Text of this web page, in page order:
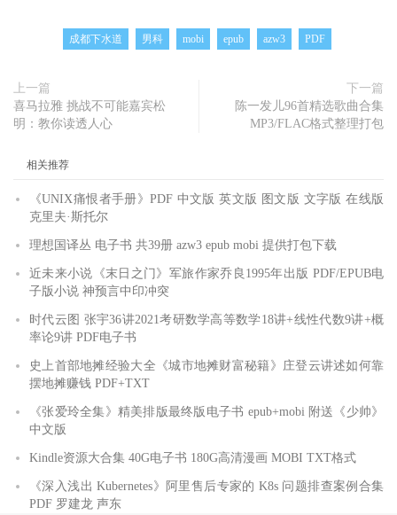
成都下水道 男科 mobi epub azw3 PDF
上一篇
喜马拉雅 挑战不可能嘉宾松
明：教你读透人心
下一篇
陈一发儿96首精选歌曲合集
MP3/FLAC格式整理打包
相关推荐
《UNIX痛恨者手册》PDF 中文版 英文版 图文版 文字版 在线版
克里夫·斯托尔
理想国译丛 电子书 共39册 azw3 epub mobi 提供打包下载
近未来小说《末日之门》军旅作家乔良1995年出版 PDF/EPUB电
子版小说 神预言中印冲突
时代云图 张宇36讲2021考研数学高等数学18讲+线性代数9讲+概
率论9讲 PDF电子书
史上首部地摊经验大全《城市地摊财富秘籍》庄登云讲述如何靠
摆地摊赚钱 PDF+TXT
《张爱玲全集》精美排版最终版电子书 epub+mobi 附送《少帅》
中文版
Kindle资源大合集 40G电子书 180G高清漫画 MOBI TXT格式
《深入浅出 Kubernetes》阿里售后专家的 K8s 问题排查案例合集
PDF 罗建龙 声东